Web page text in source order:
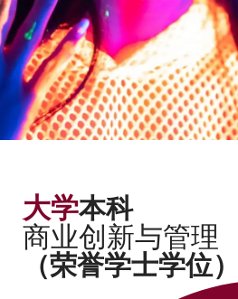
大学本科
商业创新与管理
（荣誉学士学位）